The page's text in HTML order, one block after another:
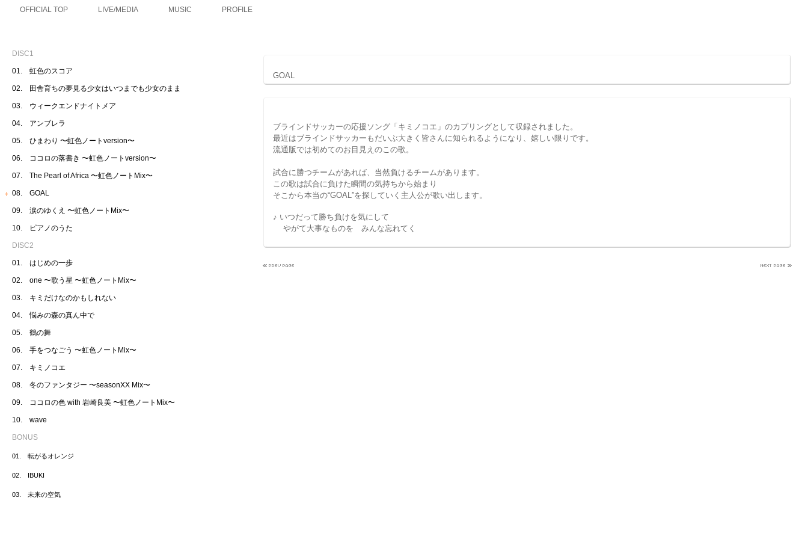
OFFICIAL TOP LIVE/MEDIA MUSIC PROFILE
GOAL
ブラインドサッカーの応援ソング「キミノコエ」のカプリングとして収録されました。
最近はブラインドサッカーもだいぶ大きく皆さんに知られるようになり、 嬉しい限りです。
流通版では初めてのお目見えのこの歌。
試合に勝つチームがあれば、当然負けるチームがあります。
この歌は試合に負けた瞬間の気持ちから始まり
そこから本当の“GOAL”を探していく主人公が歌い出します。
♪ いつだって勝ち負けを気にして
やがて大事なものを みんな忘れてく
DISC1
01. 虹色のスコア
02. 田舎育ちの夢見る少女はいつまでも少女のまま
03. ウィークエンドナイトメア
04. アンブレラ
05. ひまわり 〜虹色ノートversion〜
06. ココロの落書き 〜虹色ノートversion〜
07. The Pearl of Africa 〜虹色ノートMix〜
08. GOAL
09. 涙のゆくえ 〜虹色ノートMix〜
10. ピアノのうた
DISC2
01. はじめの一歩
02. one 〜歌う星 〜虹色ノートMix〜
03. キミだけなのかもしれない
04. 悩みの森の真ん中で
05. 鶴の舞
06. 手をつなごう 〜虹色ノートMix〜
07. キミノコエ
08. 冬のファンタジー 〜seasonXX Mix〜
09. ココロの色 with 岩崎良美 〜虹色ノートMix〜
10. wave
BONUS
01. 転がるオレンジ
02. IBUKI
03. 未来の空気